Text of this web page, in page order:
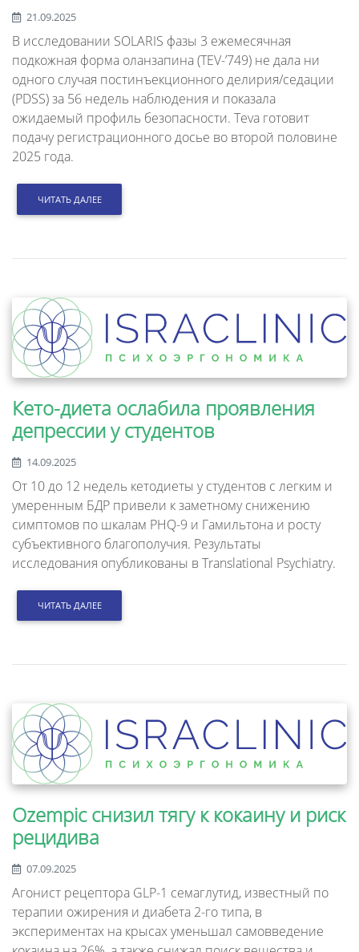
21.09.2025
В исследовании SOLARIS фазы 3 ежемесячная
подкожная форма оланзапина (TEV-’749) не дала ни
одного случая постинъекционного делирия/седации
(PDSS) за 56 недель наблюдения и показала
ожидаемый профиль безопасности. Teva готовит
подачу регистрационного досье во второй половине
2025 года.
ЧИТАТЬ ДАЛЕЕ
Кето-диета ослабила проявления
депрессии у студентов
14.09.2025
От 10 до 12 недель кетодиеты у студентов с легким и
умеренным БДР привели к заметному снижению
симптомов по шкалам PHQ-9 и Гамильтона и росту
субъективного благополучия. Результаты
исследования опубликованы в Translational Psychiatry.
ЧИТАТЬ ДАЛЕЕ
Ozempic снизил тягу к кокаину и риск
рецидива
07.09.2025
Агонист рецептора GLP-1 семаглутид, известный по
терапии ожирения и диабета 2-го типа, в
экспериментах на крысах уменьшал самовведение